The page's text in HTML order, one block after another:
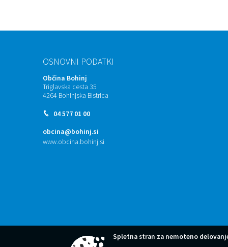
OSNOVNI PODATKI
Občina Bohinj
Triglavska cesta 35
4264 Bohinjska Bistrica
04 577 01 00
obcina@bohinj.si
www.obcina.bohinj.si
Spletna stran za nemoteno